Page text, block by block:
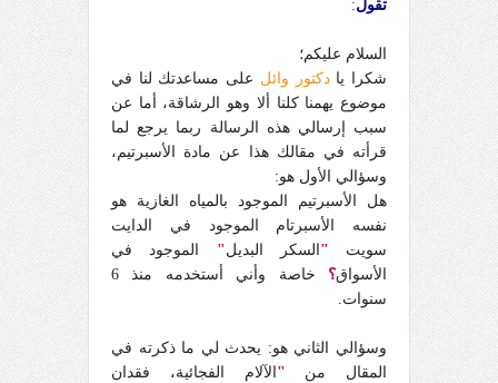
تقول:
السلام عليكم؛
شكرا يادكتور وائل على مساعدتك لنا في
موضوع يهمنا كلنا ألا وهو الرشاقة، أما عن
سبب إرسالي هذه الرسالة ربما يرجع لما
قرأته في مقالك هذا عن مادة الأسبرتيم،
وسؤالي الأول هو:
هل الأسبرتيم الموجود بالمياه الغازية هو
نفسه الأسبرتام الموجود في الدايت
سويت " السكر البديل" الموجود في
الأسواق؟
خاصة وأني أستخدمه منذ 6
سنوات.
وسؤالي الثاني هو: يحدث لي ما ذكرته في
المقال من " الآلام الفجائية، فقدان